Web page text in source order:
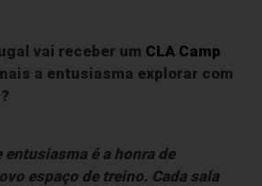
vai receber um CLA Camp
a entusiasma explorar com
entusiasma é a honra de
espaço de treino. Cada sala